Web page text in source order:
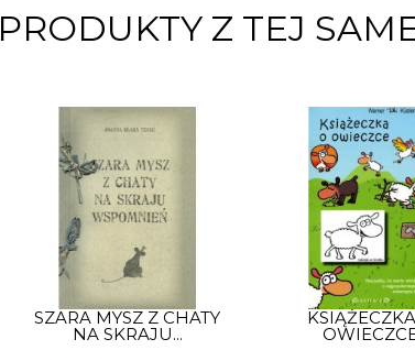
PRODUKTY Z TEJ
SZARA MYSZ Z CHATY
NA SKRAJU...